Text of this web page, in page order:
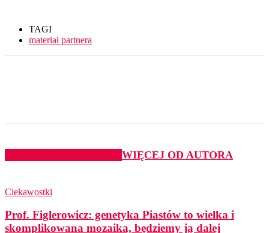
TAGI
materiał partnera
WIĘCEJ OD AUTORA
Ciekawostki
Prof. Figlerowicz: genetyka Piastów to wielka i
skomplikowana mozaika, będziemy ją dalej